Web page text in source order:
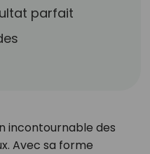
parfait
incontournable des
Avec sa forme